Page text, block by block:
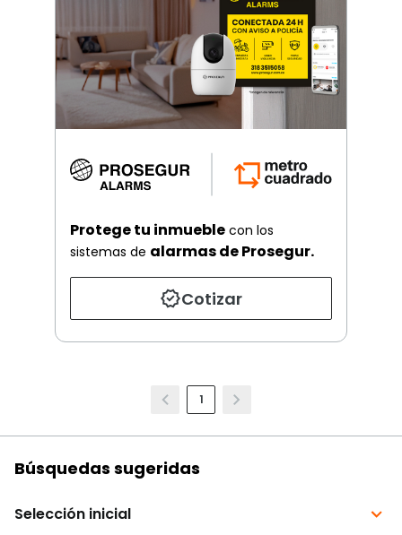
Protege tu inmueble con los
sistemas de alarmas de Prosegur.
Cotizar
1